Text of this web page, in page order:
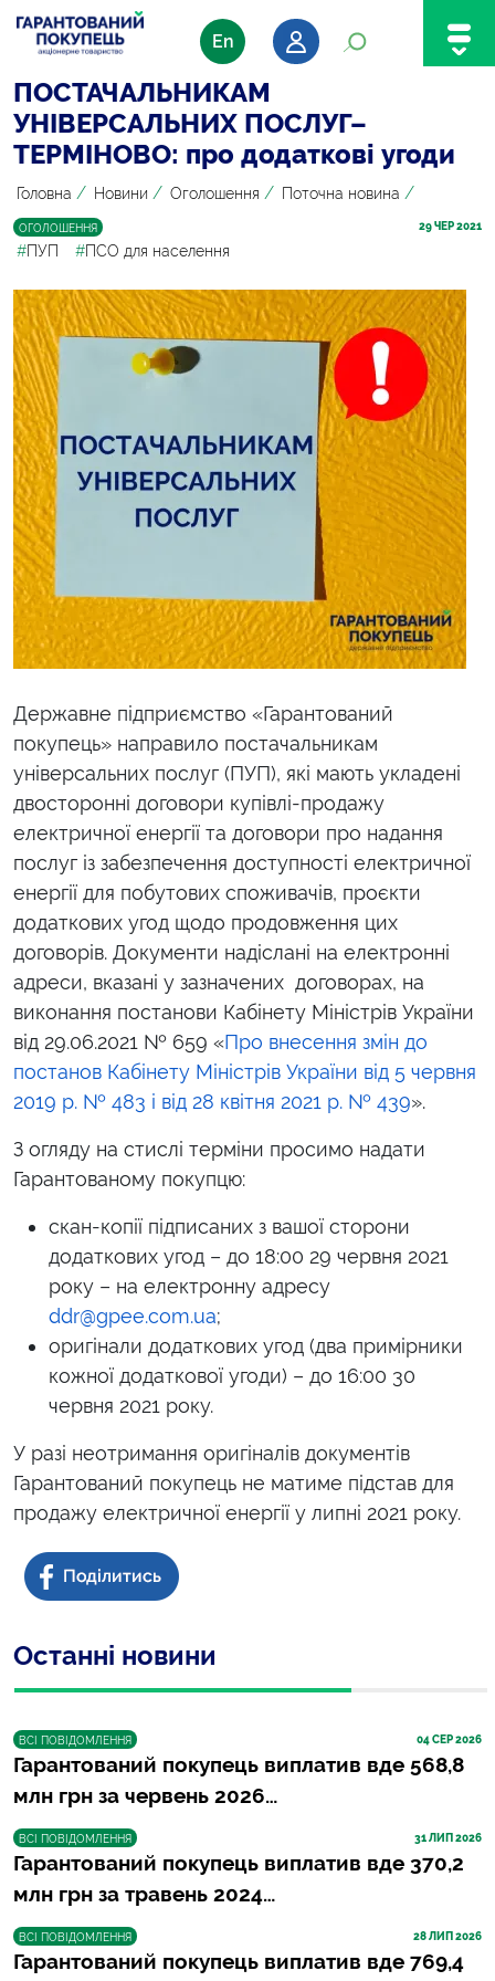
En
ПОСТАЧАЛЬНИКАМ
УНІВЕРСАЛЬНИХ ПОСЛУГ–
ТЕРМІНОВО: про додаткові угоди
Головна / Новини / Оголошення / Поточна новина /
ОГОЛОШЕННЯ
#ПУП #ПСО для населення
29 ЧЕР 2021
Державне підприємство «Гарантований
покупець» направило постачальникам
універсальних послуг (ПУП), які мають укладені
двосторонні договори купівлі-продажу
електричної енергії та договори про надання
послуг із забезпечення доступності електричної
енергії для побутових споживачів, проєкти
додаткових угод щодо продовження цих
договорів. Документи надіслані на електронні
адреси, вказані у зазначених договорах, на
виконання постанови Кабінету Міністрів України
від 29.06.2021 № 659 «Про внесення змін до
постанов Кабінету Міністрів України від 5 червня
2019 р. № 483 і від 28 квітня 2021 р. № 439».
З огляду на стислі терміни просимо надати
Гарантованому покупцю:
скан-копії підписаних з вашої сторони
додаткових угод – до 18:00 29 червня 2021
року – на електронну адресу
ddr@gpee.com.ua;
оригінали додаткових угод (два примірники
кожної додаткової угоди) – до 16:00 30
червня 2021 року.
У разі неотримання оригіналів документів
Гарантований покупець не матиме підстав для
продажу електричної енергії у липні 2021 року.
Останні новини
ВСІ ПОВІДОМЛЕННЯ 04 СЕР 2026
Гарантований покупець виплатив вде 568,8
млн грн за червень 2026…
ВСІ ПОВІДОМЛЕННЯ 31 ЛИП 2026
Гарантований покупець виплатив вде 370,2
млн грн за травень 2024…
ВСІ ПОВІДОМЛЕННЯ 28 ЛИП 2026
Гарантований покупець виплатив вде 769,4